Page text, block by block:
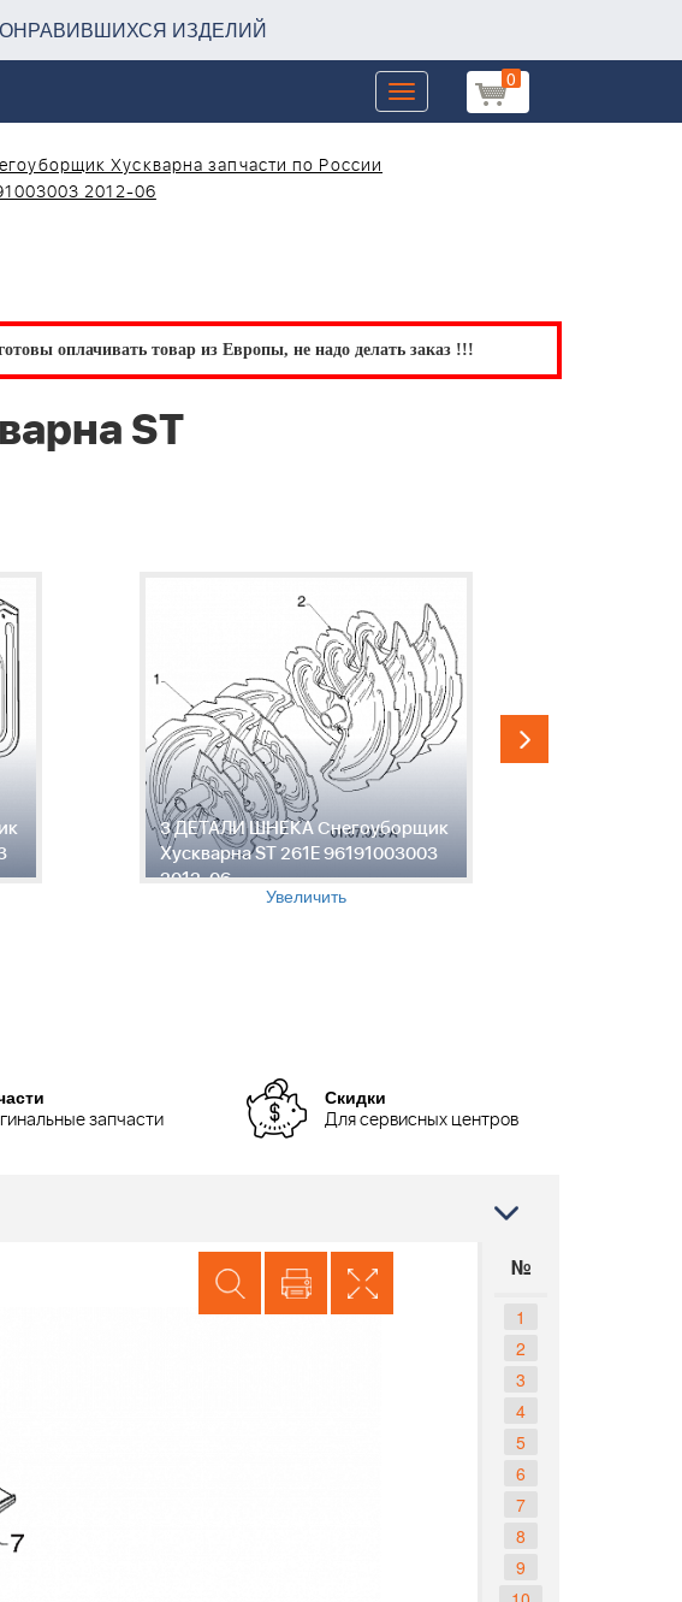
ИЗДЕЛИЙ
0
Toggle
navigation
Хускварна запчасти по России
2012-06
оплачивать товар из Европы, не надо делать заказ !!!
ST
3 ДЕТАЛИ ШНЕКА Снегоуборщик
Хускварна ST 261E 96191003003
2012-06
Увеличить
запчасти
Скидки
Для сервисных центров
№
1
2
3
4
5
6
7
8
9